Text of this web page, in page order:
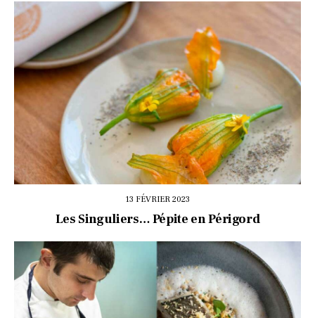
13 FÉVRIER 2023
Les Singuliers… Pépite en Périgord